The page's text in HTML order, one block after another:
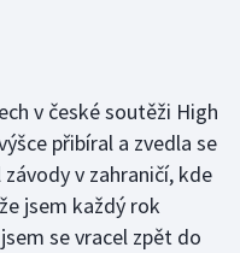
v české soutěži High
přibíral a zvedla se
v zahraničí, kde
jsem každý rok
se vracel zpět do